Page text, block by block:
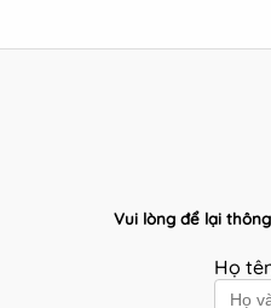
Vui lòng để lại
Họ